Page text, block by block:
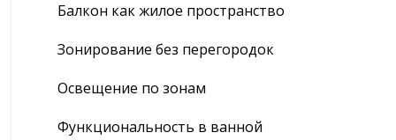
Балкон как жилое пространство
Зонирование без перегородок
Освещение по зонам
Функциональность в ванной